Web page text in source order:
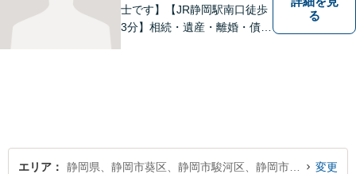
士です】【JR静岡駅南口徒歩
3分】相続・遺産・離婚・債務
い。
る
エリア 変更